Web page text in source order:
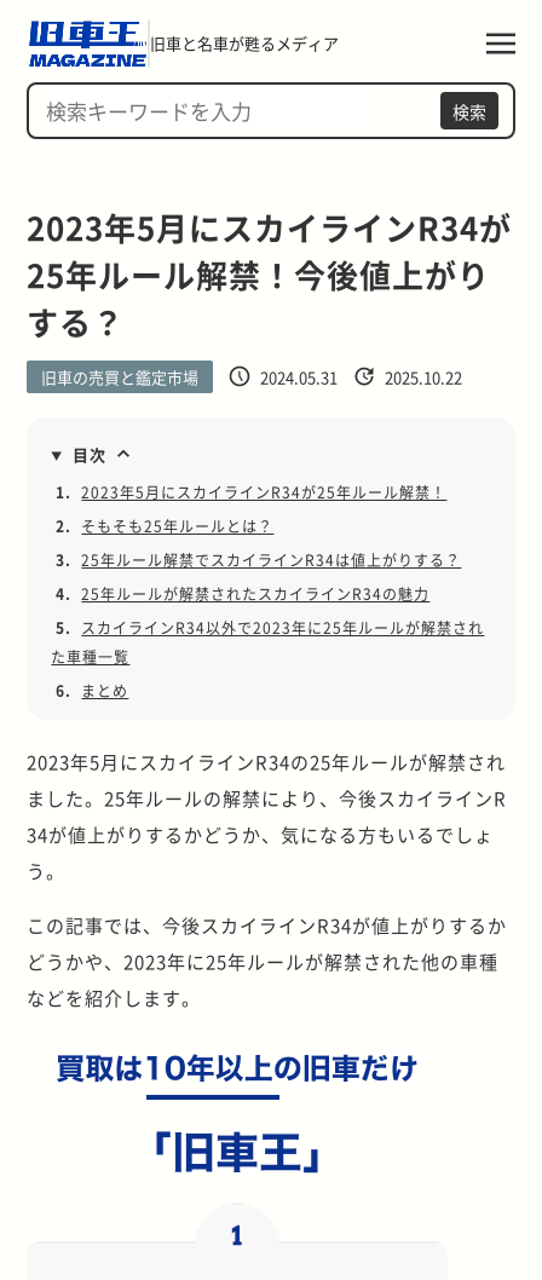
旧車と名車が甦るメディア
検索
2023年5月にスカイラインR34が
25年ルール解禁！今後値上がり
する？
旧車の売買と鑑定市場 2024.05.31 2025.10.22
目次
1.
2023年5月にスカイラインR34が25年ルール解禁！
2.
そもそも25年ルールとは？
3.
25年ルール解禁でスカイラインR34は値上がりする？
4.
25年ルールが解禁されたスカイラインR34の魅力
5.
スカイラインR34以外で2023年に25年ルールが解禁され
た車種一覧
6.
まとめ
2023年5月にスカイラインR34の25年ルールが解禁され
ました。25年ルールの解禁により、今後スカイラインR
34が値上がりするかどうか、気になる方もいるでしょ
う。
この記事では、今後スカイラインR34が値上がりするか
どうかや、2023年に25年ルールが解禁された他の車種
などを紹介します。